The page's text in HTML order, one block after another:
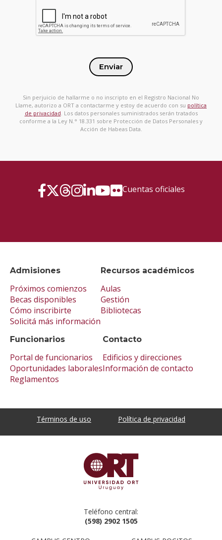
Enviar
Sin perjuicio de hallarme o no inscripto en el Registro Nacional No
Llame, autorizo a ORT a contactarme y estoy de acuerdo con su política
de privacidad . Los datos personales suministrados serán tratados
conforme a la Ley N.° 18.331 sobre Protección de Datos Personales y
Acción de Habeas Data.
Admisiones
Próximos comienzos
Becas disponibles
Cómo inscribirte
Solicitá más información
Recursos académicos
Aulas
Gestión
Bibliotecas
Funcionarios
Portal de funcionarios
Oportunidades laborales
Reglamentos
Contacto
Edificios y direcciones
Información de contacto
Cuentas oficiales
Términos de uso Política de privacidad
Teléfono central:
(598) 2902 1505